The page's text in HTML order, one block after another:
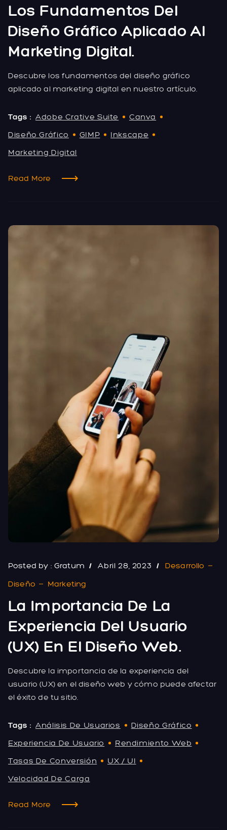
Los Fundamentos Del
Diseño Gráfico Aplicado Al
Marketing Digital.
Descubre los fundamentos del diseño gráfico
aplicado al marketing digital en nuestro artículo.
Tags : Adobe Crative Suite
Canva
Diseño Gráfico
GIMP
Inkscape
Marketing Digital
Read More
Posted by : Gratum Abril 28, 2023
Desarrollo
Diseño
Marketing
La Importancia De La
Experiencia Del Usuario
(UX) En El Diseño Web.
Descubre la importancia de la experiencia del
usuario (UX) en el diseño web y cómo puede afectar
el éxito de tu sitio.
Tags : Análisis De Usuarios
Diseño Gráfico
Experiencia De Usuario
Rendimiento Web
Tasas De Conversión
UX / UI
Velocidad De Carga
Read More